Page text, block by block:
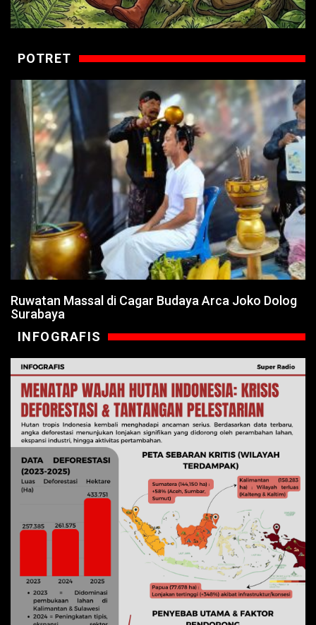
POTRET
Ruwatan Massal di Cagar Budaya Arca Joko Dolog
Surabaya
INFOGRAFIS